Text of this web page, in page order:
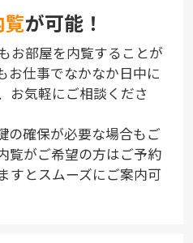
覧が可能！
お部屋を内覧することが
お仕事でなかなか日中に
お気軽にご相談くださ
の確保が必要な場合もご
覧がご希望の方はご予約
すとスムーズにご案内可